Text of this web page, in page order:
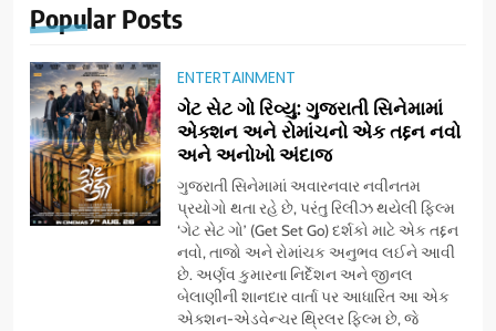
Popular Posts
ENTERTAINMENT
ગેટ સેટ ગો રિવ્યુ: ગુજરાતી સિનેમામાં
એક્શન અને રોમાંચનો એક તદ્દન નવો
અને અનોખો અંદાજ
ગુજરાતી સિનેમામાં અવારનવાર નવીનતમ
પ્રયોગો થતા રહે છે, પરંતુ રિલીઝ થયેલી ફિલ્મ
‘ગેટ સેટ ગો’ (Get Set Go) દર્શકો માટે એક તદ્દન
નવો, તાજો અને રોમાંચક અનુભવ લઈને આવી
છે. અર્ણવ કુમારના નિર્દેશન અને જીનલ
બેલાણીની શાનદાર વાર્તા પર આધારિત આ એક
એક્શન-એડવેન્ચર થ્રિલર ફિલ્મ છે, જે